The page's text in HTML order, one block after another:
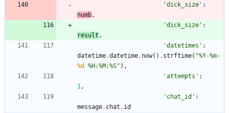
'dick_size ' :
numb,
'dick_size ' :
result ,
'datetimes ' :
datetime.datetime. now( ) . strftime( "%Y-%m-
%d
%H:%M:%S" ) ,
'attempts ' :
1,
' chat_id ' :
message. chat . id